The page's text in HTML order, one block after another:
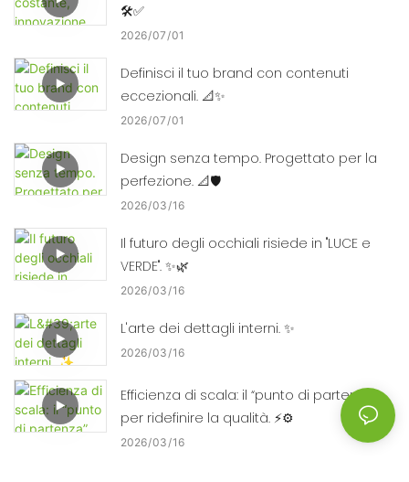
🛠️✅
2026 07 01
Definisci il tuo brand con contenuti
eccezionali. 📐✨
2026 07 01
Design senza tempo. Progettato per la
perfezione. 📐🛡️
2026 03 16
Il futuro degli occhiali risiede in "LUCE e
VERDE". ✨🌿
2026 03 16
L'arte dei dettagli interni. ✨
2026 03 16
Efficienza di scala: il “punto di partenza”
per ridefinire la qualità. ⚡⚙️
2026 03 16